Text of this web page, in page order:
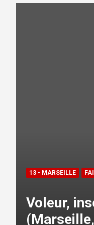
13 - MARSEILLE
Voleur,